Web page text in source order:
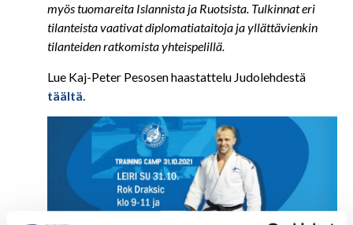
myös tuomareita Islannista ja Ruotsista. Tulkinnat eri
tilanteista vaativat diplomatiataitoja ja yllättävienkin
tilanteiden ratkomista yhteispelillä.
Lue Kaj-Peter Pesosen haastattelu Judolehdestä
täältä.